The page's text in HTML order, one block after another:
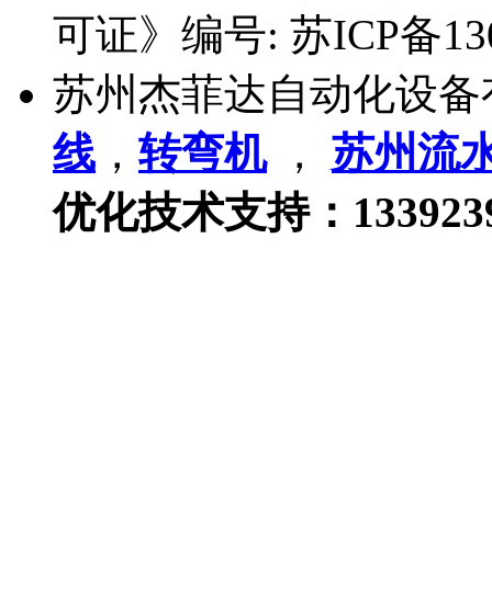
可证》编号: 苏ICP备
苏州杰菲达自动化设
线 ， 转弯机， 苏州流
优化技术支持：